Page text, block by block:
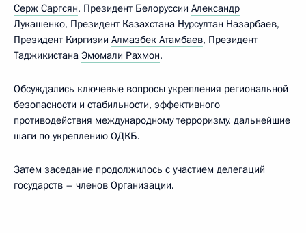
Серж Саргсян, Президент Белоруссии Александр
Лукашенко, Президент Казахстана Нурсултан Назарбаев,
Президент Киргизии Алмазбек Атамбаев, Президент
Таджикистана Эмомали Рахмон.
Обсуждались ключевые вопросы укрепления региональной
безопасности и стабильности, эффективного
противодействия международному терроризму, дальнейшие
шаги по укреплению ОДКБ.
Затем заседание продолжилось с участием делегаций
государств – членов Организации.